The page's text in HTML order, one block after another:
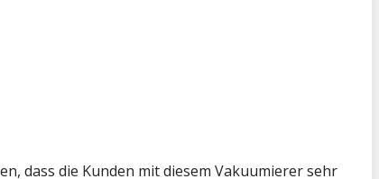
dass die Kunden mit diesem Vakuumierer sehr